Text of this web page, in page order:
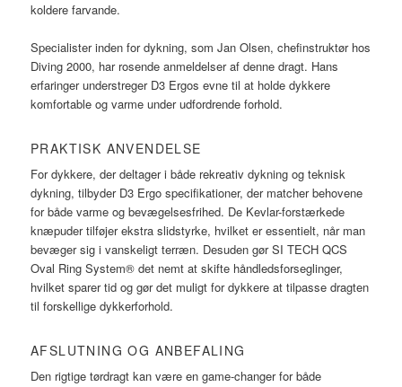
koldere farvande.
Specialister inden for dykning, som Jan Olsen, chefinstruktør hos
Diving 2000, har rosende anmeldelser af denne dragt. Hans
erfaringer understreger D3 Ergos evne til at holde dykkere
komfortable og varme under udfordrende forhold.
PRAKTISK ANVENDELSE
For dykkere, der deltager i både rekreativ dykning og teknisk
dykning, tilbyder D3 Ergo specifikationer, der matcher behovene
for både varme og bevægelsesfrihed. De Kevlar-forstærkede
knæpuder tilføjer ekstra slidstyrke, hvilket er essentielt, når man
bevæger sig i vanskeligt terræn. Desuden gør SI TECH QCS
Oval Ring System® det nemt at skifte håndledsforseglinger,
hvilket sparer tid og gør det muligt for dykkere at tilpasse dragten
til forskellige dykkerforhold.
AFSLUTNING OG ANBEFALING
Den rigtige tørdragt kan være en game-changer for både